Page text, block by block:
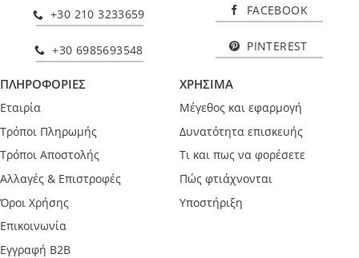
+30 210 3233659
+30 6985693548
FACEBOOK
PINTEREST
ΠΛΗΡΟΦΟΡΙΕΣ
Εταιρία
Τρόποι Πληρωμής
Τρόποι Αποστολής
Αλλαγές & Επιστροφές
Όροι Χρήσης
Επικοινωνία
Εγγραφή B2B
ΧΡΗΣΙΜΑ
Μέγεθος και εφαρμογή
Δυνατότητα επισκευής
Τι και πως να φορέσετε
Πώς φτιάχνονται
Υποστήριξη